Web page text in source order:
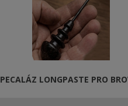
PECALÁZ LONGPASTE PRO